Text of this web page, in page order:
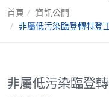
首頁
資訊公開
非屬低污染臨登轉特登
非屬低污染臨登